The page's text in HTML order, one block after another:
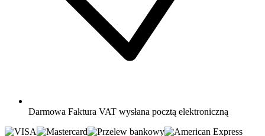
Darmowa Faktura VAT wysłana pocztą elektroniczną